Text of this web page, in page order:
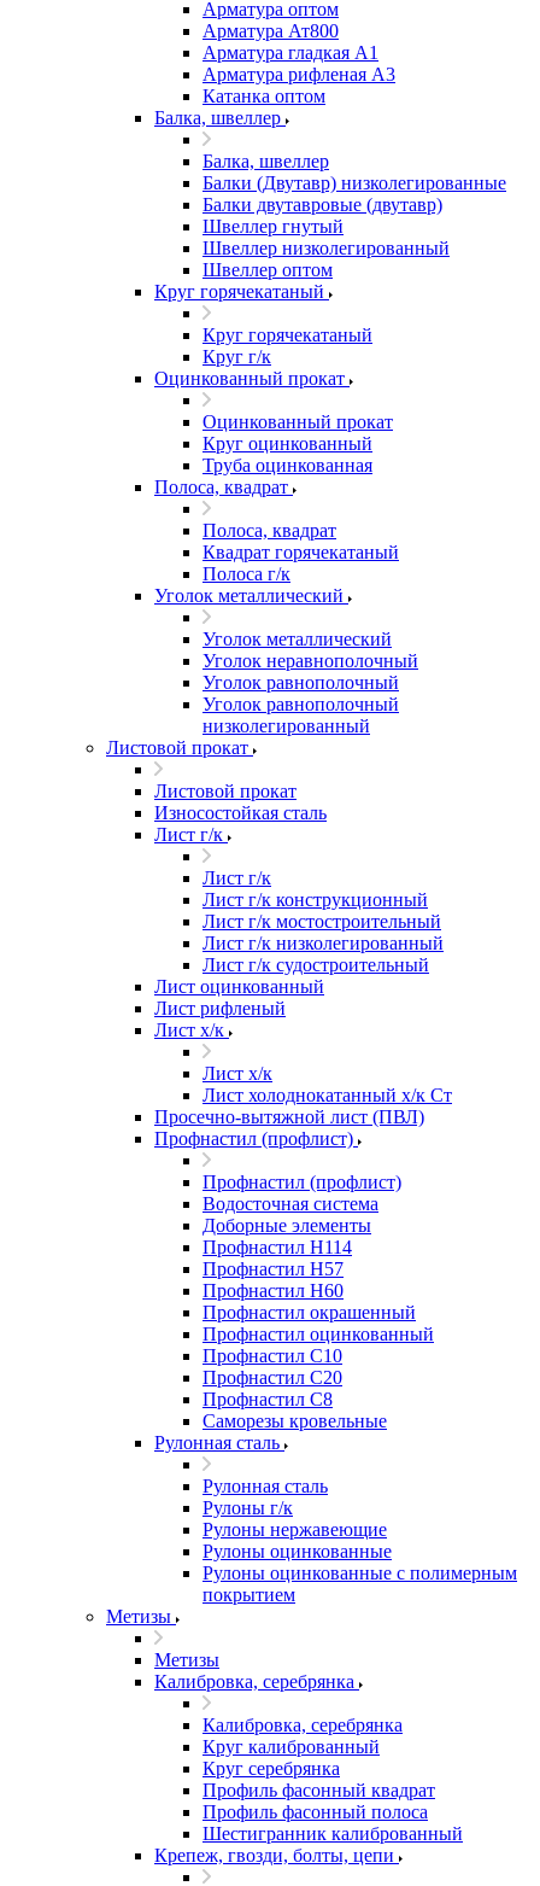
Арматура оптом
Арматура Ат800
Арматура гладкая А1
Арматура рифленая А3
Катанка оптом
Балка, швеллер
Балка, швеллер
Балки (Двутавр) низколегированные
Балки двутавровые (двутавр)
Швеллер гнутый
Швеллер низколегированный
Швеллер оптом
Круг горячекатаный
Круг горячекатаный
Круг г/к
Оцинкованный прокат
Оцинкованный прокат
Круг оцинкованный
Труба оцинкованная
Полоса, квадрат
Полоса, квадрат
Квадрат горячекатаный
Полоса г/к
Уголок металлический
Уголок металлический
Уголок неравнополочный
Уголок равнополочный
Уголок равнополочный
низколегированный
Листовой прокат
Листовой прокат
Износостойкая сталь
Лист г/к
Лист г/к
Лист г/к конструкционный
Лист г/к мостостроительный
Лист г/к низколегированный
Лист г/к судостроительный
Лист оцинкованный
Лист рифленый
Лист х/к
Лист х/к
Лист холоднокатанный х/к Ст
Просечно-вытяжной лист (ПВЛ)
Профнастил (профлист)
Профнастил (профлист)
Водосточная система
Доборные элементы
Профнастил Н114
Профнастил Н57
Профнастил Н60
Профнастил окрашенный
Профнастил оцинкованный
Профнастил С10
Профнастил С20
Профнастил С8
Саморезы кровельные
Рулонная сталь
Рулонная сталь
Рулоны г/к
Рулоны нержавеющие
Рулоны оцинкованные
Рулоны оцинкованные с полимерным
покрытием
Метизы
Метизы
Калибровка, серебрянка
Калибровка, серебрянка
Круг калиброванный
Круг серебрянка
Профиль фасонный квадрат
Профиль фасонный полоса
Шестигранник калиброванный
Крепеж, гвозди, болты, цепи